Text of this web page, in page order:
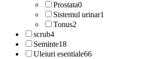
Prostata0
Sistemul urinar1
Tonus2
scrub4
Seminte18
Uleiuri esentiale66